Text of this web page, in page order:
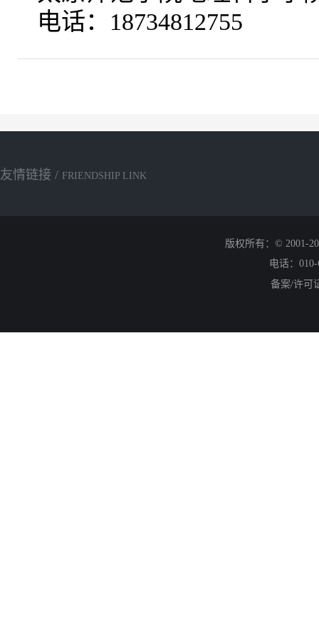
电话：18734812755
友情链接 / FRIENDSHIP LINK
版权所有：© 2001-
电话：
备案/许可